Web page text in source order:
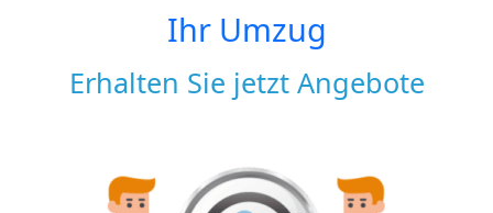
Ihr Umzug
Erhalten Sie jetzt Angebote